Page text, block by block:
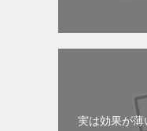
実は効果が薄